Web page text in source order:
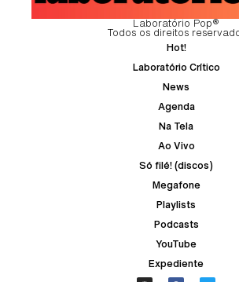
Laboratório Pop®
Todos os direitos
Hot!
Laboratório Crítico
News
Agenda
Na Tela
Ao Vivo
Só filé! (discos)
Megafone
Playlists
Podcasts
YouTube
Expediente